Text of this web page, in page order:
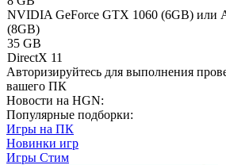
NVIDIA GeForce GTX 1060 (6GB) или
(8GB)
35 GB
DirectX 11
Авторизируйтесь для выполнения
вашего ПК
Новости на HGN:
Популярные подборки:
Игры на ПК
Новинки игр
Игры Стим